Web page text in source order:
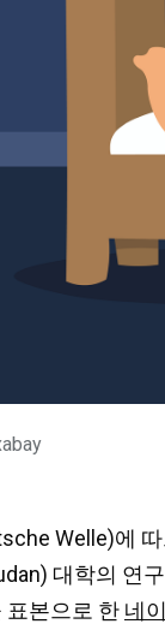
Welle)에
대학의 연
표본으로 한 네